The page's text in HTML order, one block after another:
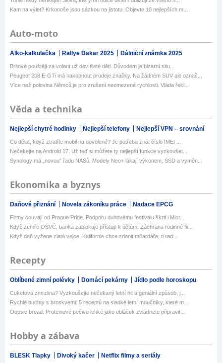
Kam na výlet? Krkonoše jsou sázkou na jistotu. Objevte 10 nejlepších m...
Auto-moto
Alko-kalkulačka Rallye Dakar 2025 Dálniční známka 2025
Britové pouštějí za volant už devítileté děti. Důvodem je bizarní situ...
Peugeot 208 E-GTi má nakopnout prodeje značky. Na žádném SUV ale označ...
Více než polovina Němců je pro zrušení neomezené rychlosti. Vláda řekl...
Věda a technika
Nejlepší chytré hodinky Nejlepší telefony Nejlepší VPN – srovnání
Co dělat, když ztratíte mobil na dovolené? Je potřeba znát číslo IMEI ...
Nečekejte na Android 17. Už teď si můžete ty nejlepší funkce vyzkoušet...
Synology má „novou“ řadu NASů. Modely Neo+ lákají výkonem, SSD a vyměn...
Ekonomika a byznys
Daňové přiznání Novela zákoníku práce Nadace EPCG
Firmy couvají od Prague Pride. Podporu duhovému festivalu škrtl i Micr...
Když zemře OSVČ, banka zablokuje přístup k účtům. Záchrana rodinné fir...
Když daň vyžene zlatá vejce. Kalifornie chce zdanit miliardáře, ti rad...
Recepty
Oblíbené zimní polévky Domácí pekárny Jídlo podle horoskopu
Cuketová zmrzlina? Vyzkoušejte nečekaný letní hit a geniální způsob, j...
Rychlé buchty s broskvemi: 5 receptů na sladké letní moučníky, které m...
Oopsie bread: Proteinové pečivo lehké jako obláček zvládnete připravit...
Hobby a zábava
BLESK Tlapky Divoký kačer Netflix filmy a seriály